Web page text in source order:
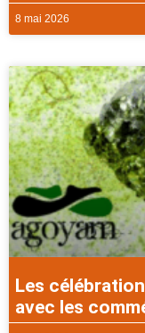
8 mai 2026
Les
avec les